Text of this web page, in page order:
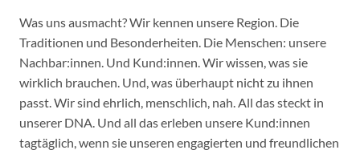
Was uns ausmacht? Wir kennen unsere Region. Die
Traditionen und Besonderheiten. Die Menschen: unsere
Nachbar:innen. Und Kund:innen. Wir wissen, was sie
wirklich brauchen. Und, was überhaupt nicht zu ihnen
passt. Wir sind ehrlich, menschlich, nah. All das steckt in
unserer DNA. Und all das erleben unsere Kund:innen
tagtäglich, wenn sie unseren engagierten und freundlichen